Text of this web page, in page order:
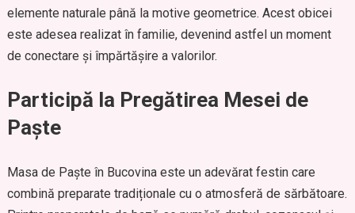
elemente naturale până la motive geometrice. Acest obicei
este adesea realizat în familie, devenind astfel un moment
de conectare și împărtășire a valorilor.
Participă la Pregătirea Mesei de
Paște
Masa de Paște în Bucovina este un adevărat festin care
combină preparate tradiționale cu o atmosferă de sărbătoare.